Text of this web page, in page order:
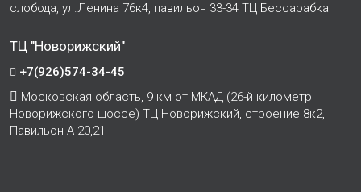
слобода, ул.Ленина 76к4, павильон 33-34 ТЦ Бессарабка
ТЦ "Новорижский"
+7(926)574-34-45
Московская область, 9 км от МКАД (26-й километр
Новорижского шоссе) ТЦ Новорижский, строение 8к2,
Павильон А-20,21